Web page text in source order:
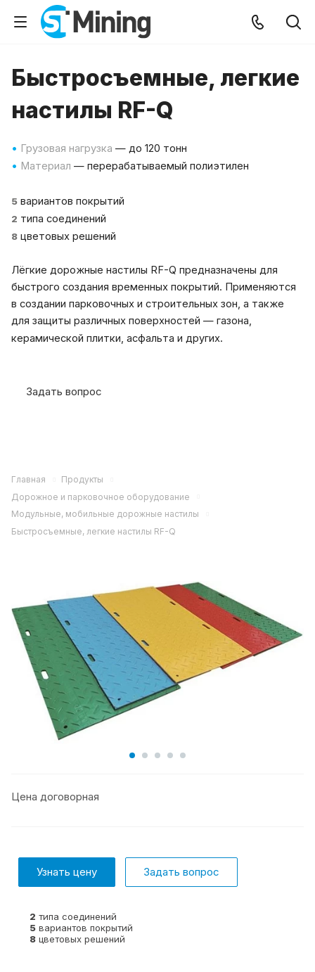
Быстросъемные, легкие
настилы RF-Q
• Грузовая нагрузка — до 120 тонн
• Материал — перерабатываемый полиэтилен
5 вариантов покрытий
2 типа соединений
8 цветовых решений
Лёгкие дорожные настилы RF-Q предназначены для
быстрого создания временных покрытий. Применяются
в создании парковочных и строительных зон, а также
для защиты различных поверхностей — газона,
керамической плитки, асфальта и других.
Задать вопрос
Главная
Продукты
Дорожное и парковочное оборудование
Модульные, мобильные дорожные настилы
Быстросъемные, легкие настилы RF-Q
Цена договорная
Узнать цену Задать вопрос
2 типа соединений
5 вариантов покрытий
8 цветовых решений